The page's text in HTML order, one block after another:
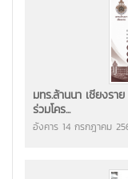
มทร.ล้านนา เชียงร
ร่วมโคร...
อังคาร 14 กรกฎาคม